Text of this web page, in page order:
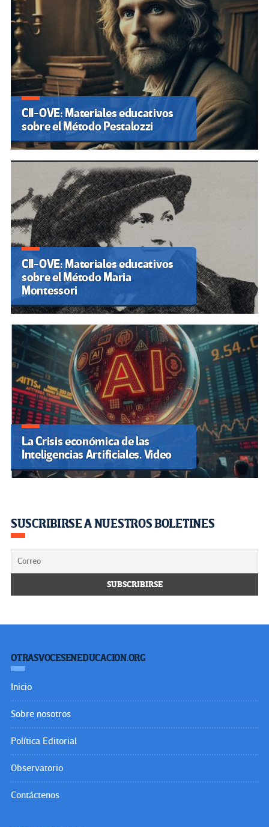
CII-OVE: Materiales educativos
sobre el Método Pestalozzi
CII-OVE: Materiales educativos
sobre el Método Maria
Montessori
La Crisis económica de las
Inteligencias Artificiales. Video
SUSCRIBIRSE A NUESTROS BOLETINES
OTRASVOCESENEDUCACION.ORG
Inicio
Sobre nosotros
Política Editorial
Observatorio
Contáctenos